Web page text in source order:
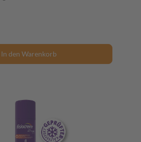
In den Warenkorb